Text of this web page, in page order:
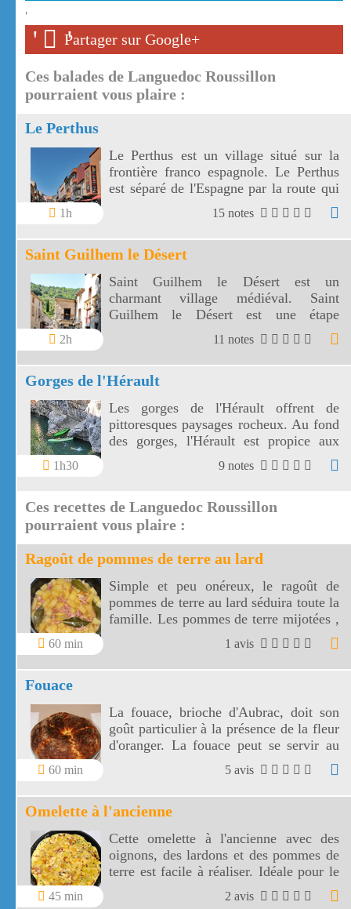
'
' '
Partager sur Google+
Ces balades de Languedoc Roussillon
pourraient vous plaire :
Le Perthus
1h
Le Perthus est un village situé sur la
frontière franco espagnole. Le Perthus
est séparé de l'Espagne par la route qui
15 notes
Saint Guilhem le Désert
2h
Saint Guilhem le Désert est un
charmant village médiéval. Saint
Guilhem le Désert est une étape
importante du chemin de Saint Jacques
de Compostelle par la voie d'Arles .
11 notes
Gorges de l'Hérault
1h30
Les gorges de l'Hérault offrent de
pittoresques paysages rocheux. Au fond
des gorges, l'Hérault est propice aux
escapades en canoë.
9 notes
Ces recettes de Languedoc Roussillon
pourraient vous plaire :
Ragoût de pommes de terre au lard
60 min
Simple et peu onéreux, le ragoût de
pommes de terre au lard séduira toute la
famille. Les pommes de terre mijotées ,
fondantes et goûteuses accompagneront
des saucisses ou un rôti de porc.
1 avis
Fouace
60 min
La fouace, brioche d'Aubrac, doit son
goût particulier à la présence de la fleur
d'oranger. La fouace peut se servir au
petit déjeuner, au goûter, en dessert.
5 avis
Omelette à l'ancienne
45 min
Cette omelette à l'ancienne avec des
oignons, des lardons et des pommes de
terre est facile à réaliser. Idéale pour le
dîner, cette omelette à l'ancienne sera
accompagnée d'une salade verte.
2 avis